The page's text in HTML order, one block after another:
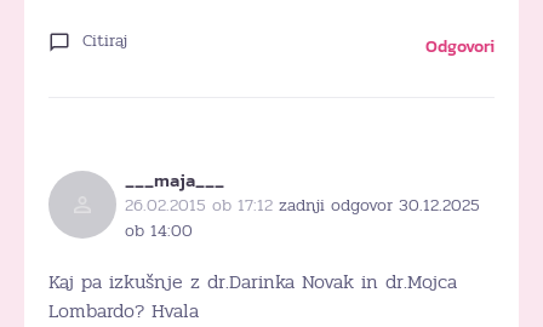
Citiraj Odgovori
___maja___
26.02.2015 ob 17:12 zadnji odgovor 30.12.2025
ob 14:00
Kaj pa izkušnje z dr.Darinka Novak in dr.Mojca
Lombardo? Hvala